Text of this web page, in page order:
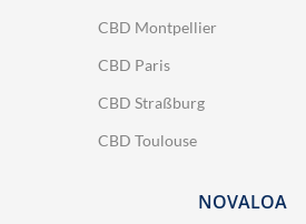
CBD Montpellier
CBD Paris
CBD Straßburg
CBD Toulouse
NOVALOA